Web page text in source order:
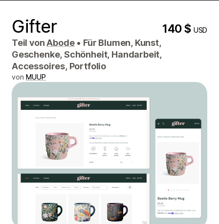
Gifter 140 $USD
Teil vonAbode • Für Blumen, Kunst,
Geschenke, Schönheit, Handarbeit,
Accessoires, Portfolio
von MUUP